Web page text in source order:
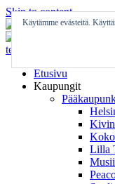
Skip to content
Etusivu
Kaupungit
Lilla
Käytämme evästeitä.